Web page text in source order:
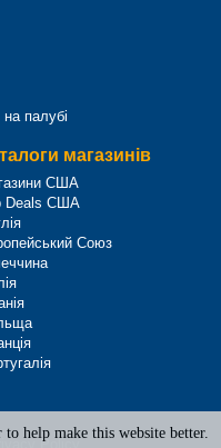
палубі
магазинів
США
Deals США
Союз
Policy
help make this website better.